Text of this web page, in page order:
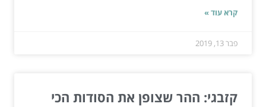
קרא עוד »
פבר 13, 2019
קזבגי: ההר שצופן את הסודות הכי